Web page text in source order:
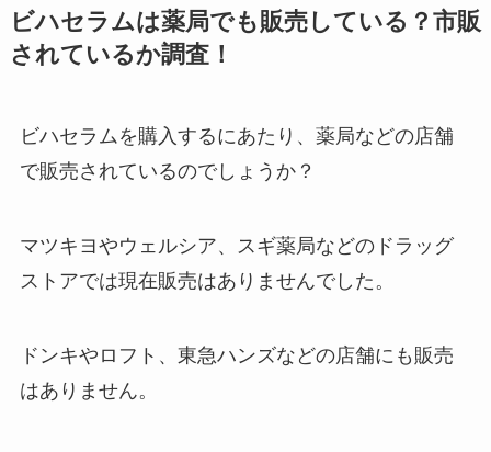
ビハセラムは薬局でも販売している？市販
されているか調査！
ビハセラムを購入するにあたり、薬局などの店舗
で販売されているのでしょうか？
マツキヨやウェルシア、スギ薬局などのドラッグ
ストアでは現在販売はありませんでした。
ドンキやロフト、東急ハンズなどの店舗にも販売
はありません。